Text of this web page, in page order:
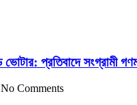
প্রতিবাদে সংগ্রামী
No Comments